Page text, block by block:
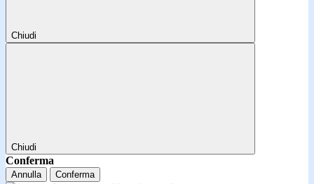
Chiudi
Chiudi
Conferma
Annulla Conferma